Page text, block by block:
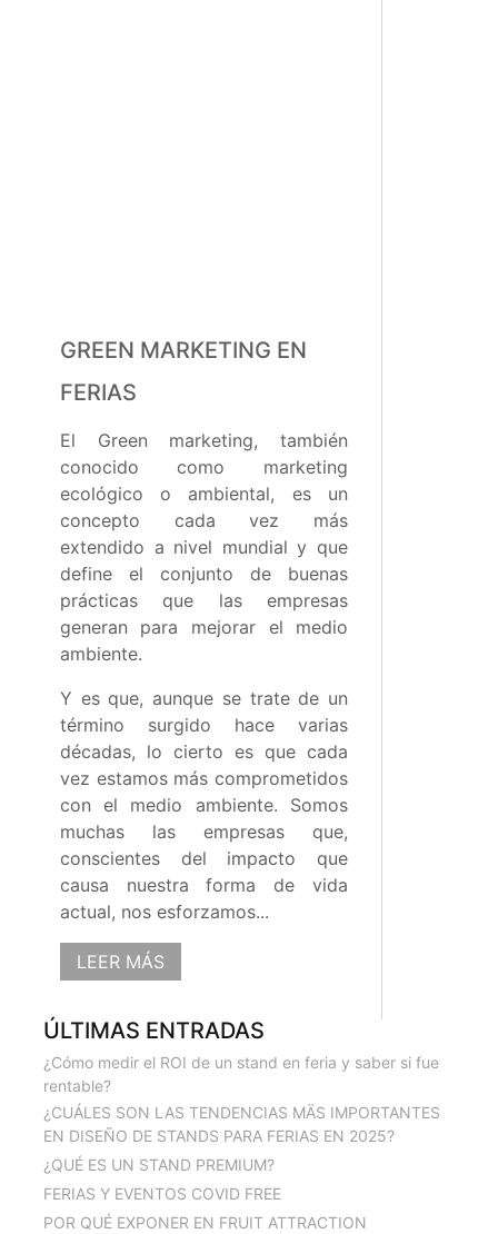
GREEN MARKETING EN
FERIAS
El Green marketing, también
conocido como marketing
ecológico o ambiental, es un
concepto cada vez más
extendido a nivel mundial y que
define el conjunto de buenas
prácticas que las empresas
generan para mejorar el medio
ambiente.
Y es que, aunque se trate de un
término surgido hace varias
décadas, lo cierto es que cada
vez estamos más comprometidos
con el medio ambiente. Somos
muchas las empresas que,
conscientes del impacto que
causa nuestra forma de vida
actual, nos esforzamos...
LEER MÁS
ÚLTIMAS ENTRADAS
¿Cómo medir el ROI de un stand en feria y saber si fue
rentable?
¿CUÁLES SON LAS TENDENCIAS MÄS IMPORTANTES
EN DISEÑO DE STANDS PARA FERIAS EN 2025?
¿QUÉ ES UN STAND PREMIUM?
FERIAS Y EVENTOS COVID FREE
POR QUÉ EXPONER EN FRUIT ATTRACTION